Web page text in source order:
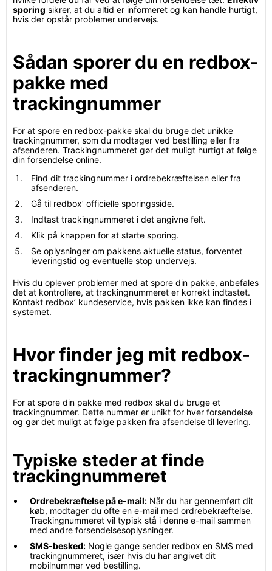
sporing sikrer, at du altid er informeret og kan handle hurtigt,
hvis der opstår problemer undervejs.
Sådan sporer du en redbox-
pakke med
trackingnummer
For at spore en redbox-pakke skal du bruge det unikke
trackingnummer, som du modtager ved bestilling eller fra
afsenderen. Trackingnummeret gør det muligt hurtigt at følge
din forsendelse online.
Find dit trackingnummer i ordrebekræftelsen eller fra
afsenderen.
Gå til redbox’ officielle sporingsside.
Indtast trackingnummeret i det angivne felt.
Klik på knappen for at starte sporing.
Se oplysninger om pakkens aktuelle status, forventet
leveringstid og eventuelle stop undervejs.
Hvis du oplever problemer med at spore din pakke, anbefales
det at kontrollere, at trackingnummeret er korrekt indtastet.
Kontakt redbox’ kundeservice, hvis pakken ikke kan findes i
systemet.
Hvor finder jeg mit redbox-
trackingnummer?
For at spore din pakke med redbox skal du bruge et
trackingnummer. Dette nummer er unikt for hver forsendelse
og gør det muligt at følge pakken fra afsendelse til levering.
Typiske steder at finde
trackingnummeret
Ordrebekræftelse på e-mail: Når du har gennemført dit
køb, modtager du ofte en e-mail med ordrebekræftelse.
Trackingnummeret vil typisk stå i denne e-mail sammen
med andre forsendelsesoplysninger.
SMS-besked: Nogle gange sender redbox en SMS med
trackingnummeret, især hvis du har angivet dit
mobilnummer ved bestilling.